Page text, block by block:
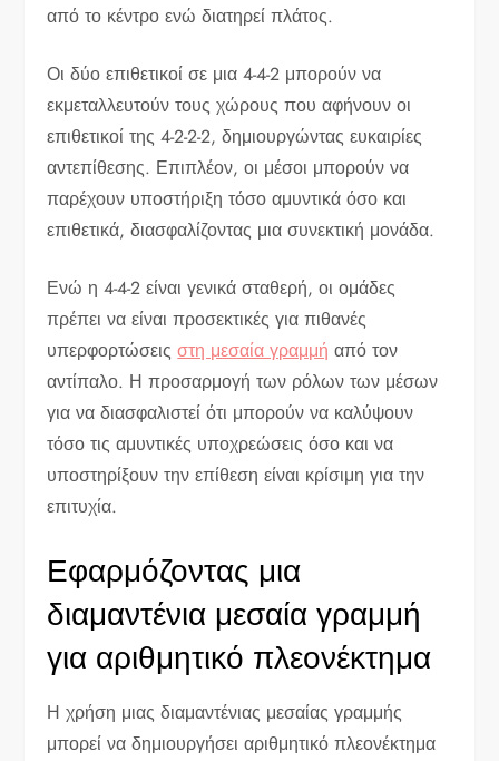
από το κέντρο ενώ διατηρεί πλάτος.
Οι δύο επιθετικοί σε μια 4-4-2 μπορούν να
εκμεταλλευτούν τους χώρους που αφήνουν οι
επιθετικοί της 4-2-2-2, δημιουργώντας ευκαιρίες
αντεπίθεσης. Επιπλέον, οι μέσοι μπορούν να
παρέχουν υποστήριξη τόσο αμυντικά όσο και
επιθετικά, διασφαλίζοντας μια συνεκτική μονάδα.
Ενώ η 4-4-2 είναι γενικά σταθερή, οι ομάδες
πρέπει να είναι προσεκτικές για πιθανές
υπερφορτώσειςστη μεσαία γραμμή από τον
αντίπαλο. Η προσαρμογή των ρόλων των μέσων
για να διασφαλιστεί ότι μπορούν να καλύψουν
τόσο τις αμυντικές υποχρεώσεις όσο και να
υποστηρίξουν την επίθεση είναι κρίσιμη για την
επιτυχία.
Εφαρμόζοντας μια
διαμαντένια μεσαία γραμμή
για αριθμητικό πλεονέκτημα
Η χρήση μιας διαμαντένιας μεσαίας γραμμής
μπορεί να δημιουργήσει αριθμητικό πλεονέκτημα